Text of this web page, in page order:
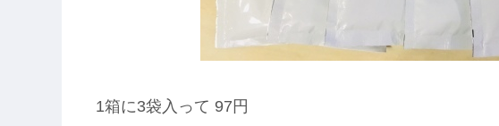
1箱に3袋入って 97円